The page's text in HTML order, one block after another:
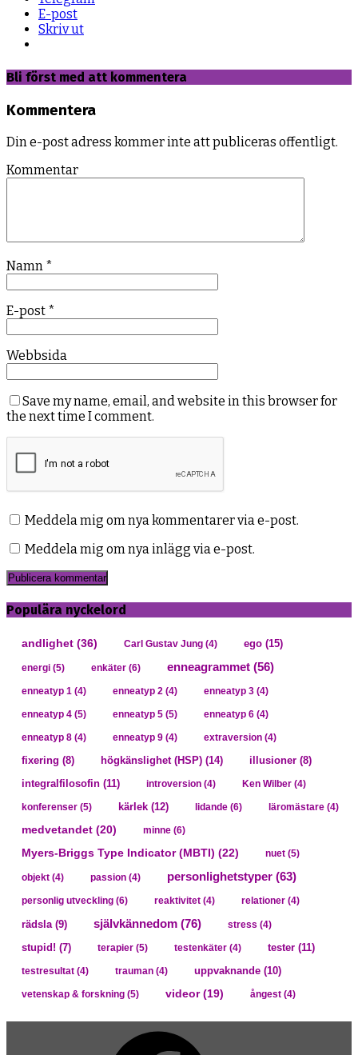
E-post
Skriv ut
Bli först med att kommentera
Kommentera
Din e-post adress kommer inte att publiceras offentligt.
Kommentar
Namn *
E-post *
Webbsida
Save my name, email, and website in this browser for
the next time I comment.
Meddela mig om nya kommentarer via e-post.
Meddela mig om nya inlägg via e-post.
Populära nyckelord
andlighet (36) Carl Gustav Jung (4) ego (15)
energi (5) enkäter (6) enneagrammet (56)
enneatyp 1 (4) enneatyp 2 (4) enneatyp 3 (4)
enneatyp 4 (5) enneatyp 5 (5) enneatyp 6 (4)
enneatyp 8 (4) enneatyp 9 (4) extraversion (4)
fixering (8) högkänslighet (HSP) (14) illusioner (8)
integralfilosofin (11) introversion (4) Ken Wilber (4)
konferenser (5) kärlek (12) lidande (6) läromästare (4)
medvetandet (20) minne (6)
Myers-Briggs Type Indicator (MBTI) (22) nuet (5)
objekt (4) passion (4) personlighetstyper (63)
personlig utveckling (6) reaktivitet (4) relationer (4)
rädsla(9) självkännedom (76) stress (4)
stupid! (7) terapier (5) testenkäter (4) tester (11)
testresultat (4) trauman (4) uppvaknande (10)
vetenskap & forskning (5) videor(19) ångest (4)